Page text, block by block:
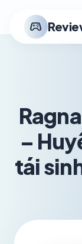
stadia_controller
–
tái